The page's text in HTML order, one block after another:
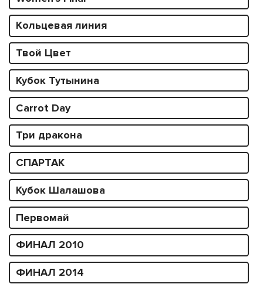
Кольцевая линия
Твой Цвет
Кубок Тутынина
Carrot Day
Три дракона
СПАРТАК
Кубок Шалашова
Первомай
ФИНАЛ 2010
ФИНАЛ 2014